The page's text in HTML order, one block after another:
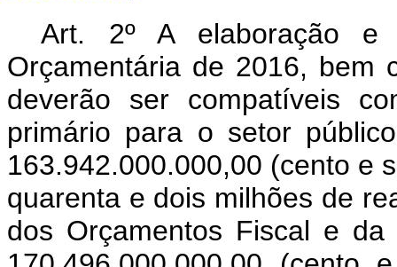
Art. 2º A elaboração
Orçamentária de 2016, bem
deverão ser compatíveis
primário para o setor
163.942.000.000,00 (cento e
quarenta e dois milhões de
dos Orçamentos Fiscal e